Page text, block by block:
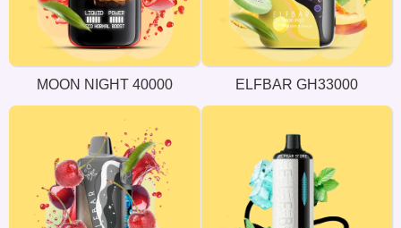
MOON NIGHT 40000 ELFBAR GH33000